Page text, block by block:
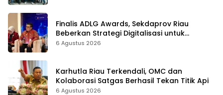
Finalis ADLG Awards, Sekdaprov Riau
Beberkan Strategi Digitalisasi untuk
Tingkatkan Layanan Publik
6 Agustus 2026
Karhutla Riau Terkendali, OMC dan
Kolaborasi Satgas Berhasil Tekan Titik Api
6 Agustus 2026